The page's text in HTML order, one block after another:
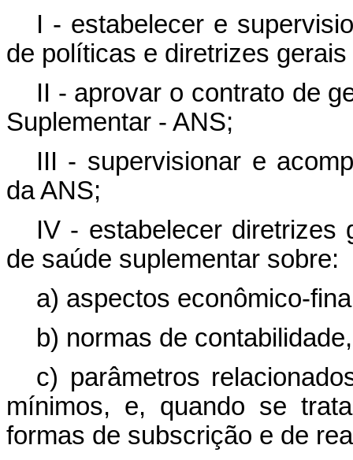
I - estabelecer e
de políticas e diretrizes
II - aprovar o contrato de
Suplementar - ANS;
III - supervisionar e
da ANS;
IV - estabelecer diretrizes
de saúde suplementar sobre:
a) aspectos econômico-
b) normas de
c) parâmetros
mínimos, e, quando se
formas de subscrição e de